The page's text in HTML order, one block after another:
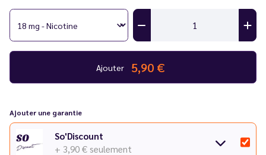
Ajouter 5,90 €
Ajouter une garantie
So'Discount
+ 3,90 € seulement